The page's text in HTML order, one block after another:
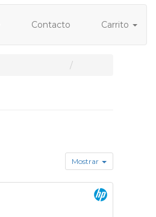
Contacto Carrito
Mostrar